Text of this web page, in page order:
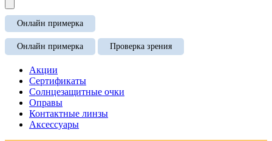
Онлайн примерка
Онлайн примерка Проверка зрения
Акции
Сертификаты
Солнцезащитные очки
Оправы
Контактные линзы
Аксессуары